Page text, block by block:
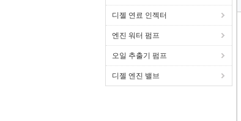
디젤 연료 인젝터
엔진 워터 펌프
오일 추출기 펌프
디젤 엔진 밸브